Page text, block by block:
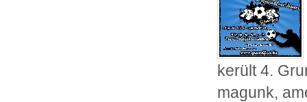
került 4.
magunk,